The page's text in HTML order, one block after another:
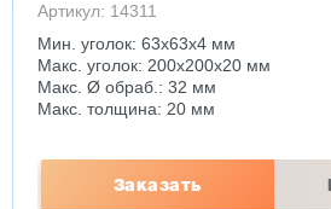
Артикул: 14311
Мин. уголок: 63x63x4 мм
Макс. уголок: 200x200x20 мм
Макс. Ø обраб.: 32 мм
Макс. толщина: 20 мм
Заказать